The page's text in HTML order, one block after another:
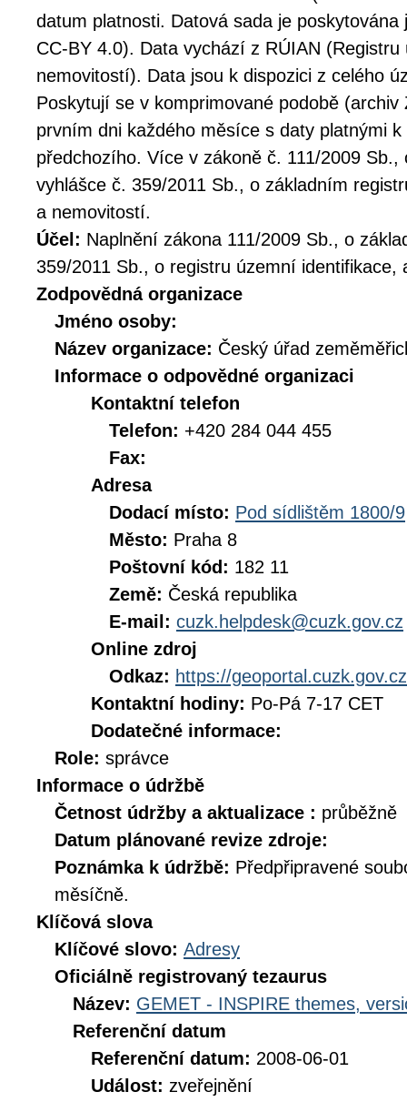
datum platnosti. Datová sada je
CC-BY 4.0). Data vychází z RÚIAN
nemovitostí). Data jsou k dispozici z celého
Poskytují se v komprimované podobě
prvním dni každého měsíce s daty platnými
předchozího. Více v zákoně č. 111/2009
vyhlášce č. 359/2011 Sb., o základním
a nemovitostí.
Účel: Naplnění zákona 111/2009 Sb., o
359/2011 Sb., o registru územní identifikace,
Zodpovědná organizace
Jméno osoby:
Název organizace: Český úřad
Informace o odpovědné organizaci
Kontaktní telefon
Telefon: +420 284 044 455
Fax:
Adresa
Dodací místo: Pod sídlištěm 1800/9
Město: Praha 8
Poštovní kód: 182 11
Země: Česká republika
E-mail: cuzk.helpdesk@cuzk.gov.cz
Online zdroj
Odkaz: https://geoportal.cuzk.gov.cz
Kontaktní hodiny: Po-Pá 7-17 CET
Dodatečné informace:
Role: správce
Informace o údržbě
Četnost údržby a aktualizace : průběžně
Datum plánované revize zdroje:
Poznámka k údržbě: Předpřipravené
měsíčně.
Klíčová slova
Klíčové slovo: Adresy
Oficiálně registrovaný tezaurus
Název: GEMET - INSPIRE themes,
Referenční datum
Referenční datum: 2008-06-01
Událost: zveřejnění